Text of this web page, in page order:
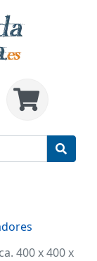
400 x 400 x